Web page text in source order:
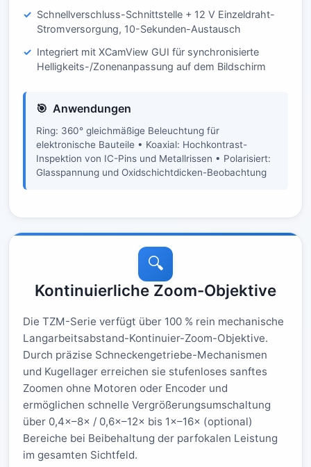
Schnellverschluss-Schnittstelle + 12 V Einzeldraht-
Stromversorgung, 10-Sekunden-Austausch
Integriert mit XCamView GUI für synchronisierte
Helligkeits-/Zonenanpassung auf dem Bildschirm
Anwendungen
Ring: 360° gleichmäßige Beleuchtung für
elektronische Bauteile • Koaxial: Hochkontrast-
Inspektion von IC-Pins und Metallrissen • Polarisiert:
Glasspannung und Oxidschichtdicken-Beobachtung
🔍
Kontinuierliche Zoom-Objektive
Die TZM-Serie verfügt über 100 % rein mechanische
Langarbeitsabstand-Kontinuier-Zoom-Objektive.
Durch präzise Schneckengetriebe-Mechanismen
und Kugellager erreichen sie stufenloses sanftes
Zoomen ohne Motoren oder Encoder und
ermöglichen schnelle Vergrößerungsumschaltung
über 0,4×–8× / 0,6×–12× bis 1×–16× (optional)
Bereiche bei Beibehaltung der parfokalen Leistung
im gesamten Sichtfeld.